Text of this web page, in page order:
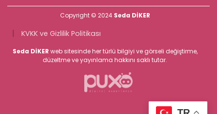
Copyright © 2024 Seda DİKER
| KVKK ve Gizlilik Politikası
Seda DİKER web sitesinde her türlü bilgiyi ve görseli değiştirme,
düzeltme ve yayınlama hakkını saklı tutar.